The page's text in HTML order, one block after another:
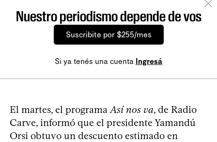
Nuestro periodismo depende de vos
Suscribite por $255/mes
Si ya tenés una cuenta Ingresá
El martes, el programa Así nos va, de Radio
Carve, informó que el presidente Yamandú
Orsi obtuvo un descuento estimado en